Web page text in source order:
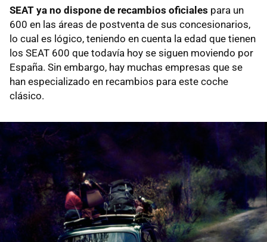
SEAT ya no dispone de recambios oficiales para un
600 en las áreas de postventa de sus concesionarios,
lo cual es lógico, teniendo en cuenta la edad que tienen
los SEAT 600 que todavía hoy se siguen moviendo por
España. Sin embargo, hay muchas empresas que se
han especializado en recambios para este coche
clásico.